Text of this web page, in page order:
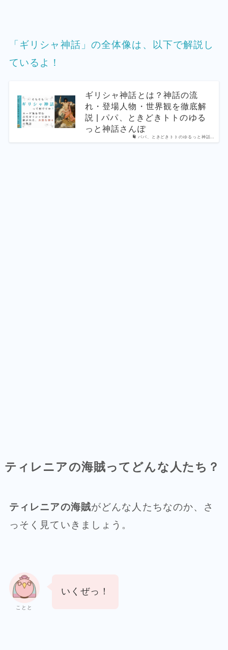
「ギリシャ神話」の全体像は、以下で解説し
ているよ！
パパ、ときどきトトのゆるっと神話…
ギリシャ神話とは？神話の流
れ・登場人物・世界観を徹底解
説 | パパ、ときどきトトのゆる
っと神話さんぽ
ティレニアの海賊ってどんな人たち？
ティレニアの海賊がどんな人たちなのか、さ
っそく見ていきましょう。
ことと
いくぜっ！